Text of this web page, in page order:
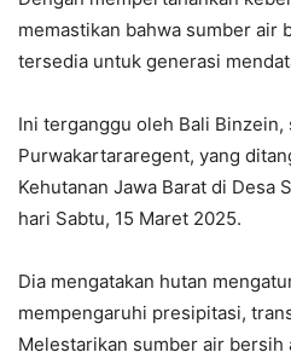
memastikan bahwa sumber air
tersedia untuk generasi
Ini terganggu oleh Bali
Purwakartararegent, yang
Kehutanan Jawa Barat di Desa
hari Sabtu, 15 Maret 2025.
Dia mengatakan hutan
mempengaruhi presipitasi,
Melestarikan sumber air bersih